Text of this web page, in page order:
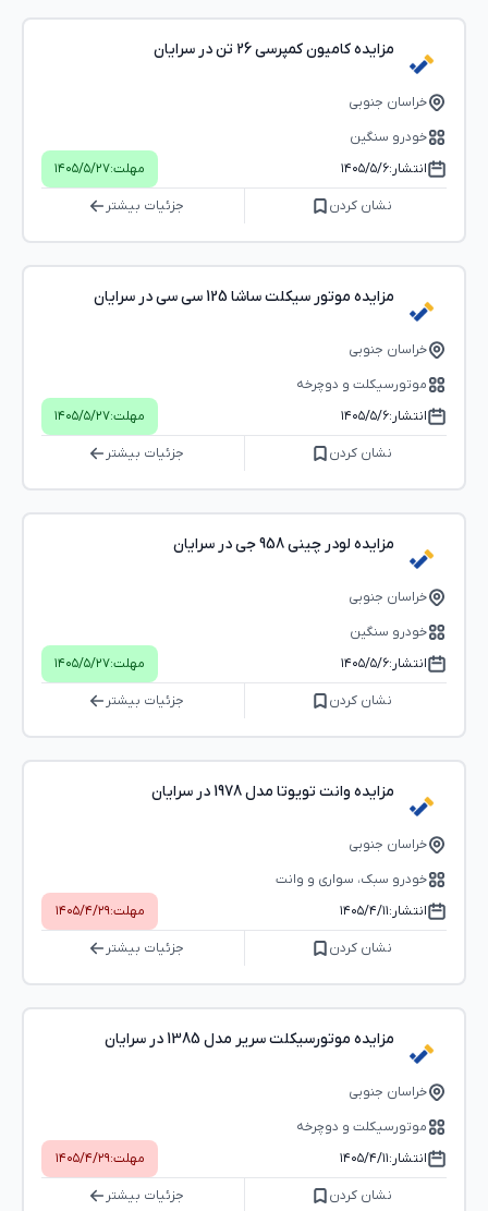
مزایده کامیون کمپرسی 26 تن در سرایان
خراسان جنوبی
خودرو سنگین
انتشار:۱۴۰۵/۵/۶ مهلت:۱۴۰۵/۵/۲۷
نشان کردن جزئیات بیشتر
مزایده موتور سیکلت ساشا 125 سی سی در سرایان
خراسان جنوبی
موتورسیکلت و دوچرخه
انتشار:۱۴۰۵/۵/۶ مهلت:۱۴۰۵/۵/۲۷
نشان کردن جزئیات بیشتر
مزایده لودر چینی 958 جی در سرایان
خراسان جنوبی
خودرو سنگین
انتشار:۱۴۰۵/۵/۶ مهلت:۱۴۰۵/۵/۲۷
نشان کردن جزئیات بیشتر
مزایده وانت تویوتا مدل 1978 در سرایان
خراسان جنوبی
خودرو سبک، سواری و وانت
انتشار:۱۴۰۵/۴/۱۱ مهلت:۱۴۰۵/۴/۲۹
نشان کردن جزئیات بیشتر
مزایده موتورسیکلت سریر مدل 1385 در سرایان
خراسان جنوبی
موتورسیکلت و دوچرخه
انتشار:۱۴۰۵/۴/۱۱ مهلت:۱۴۰۵/۴/۲۹
نشان کردن جزئیات بیشتر